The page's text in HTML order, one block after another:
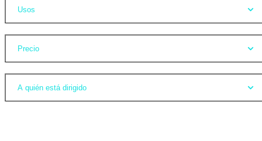
Usos
Precio
A quién está dirigido